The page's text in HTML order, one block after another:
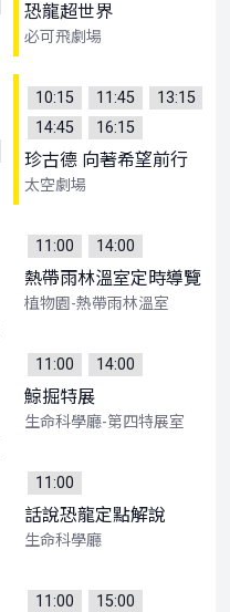
恐龍超世界
必可飛劇場
10:15 11:45
13:15
14:45
16:15
珍古德 向著希望前行
太空劇場
11:00 14:00
熱帶雨林溫室定時導覽
植物園-熱帶雨林溫室
11:00 14:00
鯨掘特展
生命科學廳-第四特展室
11:00
話說恐龍定點解說
生命科學廳
11:00 15:00